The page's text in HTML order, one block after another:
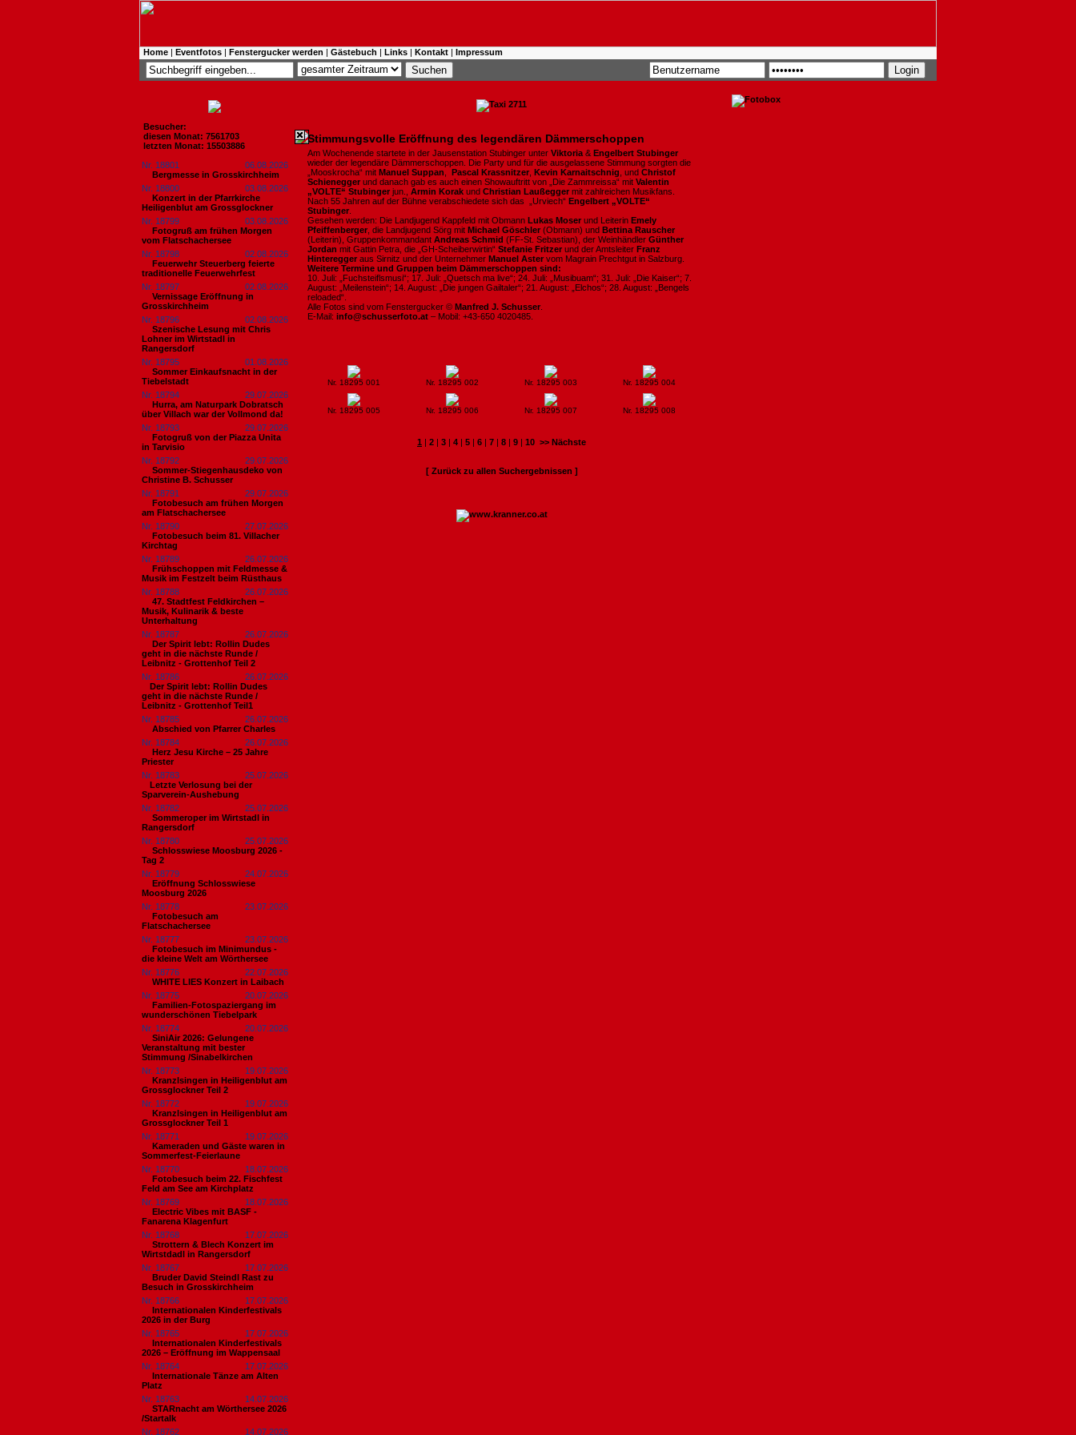
Home | Eventfotos | Fenstergucker werden | Gästebuch | Links | Kontakt | Impressum
Besucher:
diesen Monat: 7561703
letzten Monat: 15503886
Nr. 18801
06.08.2026
Bergmesse in Grosskirchheim
Nr. 18800
03.08.2026
Konzert in der Pfarrkirche
Heiligenblut am Grossglockner
Nr. 18799
03.08.2026
Fotogruß am frühen Morgen
vom Flatschachersee
Nr. 18798
02.08.2026
Feuerwehr Steuerberg feierte
traditionelle Feuerwehrfest
Nr. 18797
02.08.2026
Vernissage Eröffnung in
Grosskirchheim
Nr. 18796
02.08.2026
Szenische Lesung mit Chris
Lohner im Wirtstadl in
Rangersdorf
Nr. 18795
01.08.2026
Sommer Einkaufsnacht in der
Tiebelstadt
Nr. 18794
29.07.2026
Hurra, am Naturpark Dobratsch
über Villach war der Vollmond da!
Nr. 18793
29.07.2026
Fotogruß von der Piazza Unita
in Tarvisio
Nr. 18792
29.07.2026
Sommer-Stiegenhausdeko von
Christine B. Schusser
Nr. 18791
29.07.2026
Fotobesuch am frühen Morgen
am Flatschachersee
Nr. 18790
27.07.2026
Fotobesuch beim 81. Villacher
Kirchtag
Nr. 18789
26.07.2026
Frühschoppen mit Feldmesse &
Musik im Festzelt beim Rüsthaus
Nr. 18788
26.07.2026
47. Stadtfest Feldkirchen –
Musik, Kulinarik & beste
Unterhaltung
Nr. 18787
26.07.2026
Der Spirit lebt: Rollin Dudes
geht in die nächste Runde /
Leibnitz - Grottenhof Teil 2
Nr. 18786
26.07.2026
​Der Spirit lebt: Rollin Dudes
geht in die nächste Runde /
Leibnitz - Grottenhof Teil1
Nr. 18785
26.07.2026
Abschied von Pfarrer Charles
Nr. 18784
26.07.2026
Herz Jesu Kirche – 25 Jahre
Priester
Nr. 18783
25.07.2026
​Letzte Verlosung bei der
Sparverein-Aushebung
Nr. 18782
25.07.2026
Sommeroper im Wirtstadl in
Rangersdorf
Nr. 18780
25.07.2026
Schlosswiese Moosburg 2026 -
Tag 2
Nr. 18779
24.07.2026
Eröffnung Schlosswiese
Moosburg 2026
Nr. 18778
23.07.2026
Fotobesuch am
Flatschachersee
Nr. 18777
23.07.2026
Fotobesuch im Minimundus -
die kleine Welt am Wörthersee
Nr. 18776
22.07.2026
WHITE LIES Konzert in Laibach
Nr. 18775
20.07.2026
Familien-Fotospaziergang im
wunderschönen Tiebelpark
Nr. 18774
20.07.2026
SiniAir 2026: Gelungene
Veranstaltung mit bester
Stimmung /Sinabelkirchen
Nr. 18773
19.07.2026
Kranzlsingen in Heiligenblut am
Grossglockner Teil 2
Nr. 18772
19.07.2026
Kranzlsingen in Heiligenblut am
Grossglockner Teil 1
Nr. 18771
19.07.2026
Kameraden und Gäste waren in
Sommerfest-Feierlaune
Nr. 18770
18.07.2026
Fotobesuch beim 22. Fischfest
Feld am See am Kirchplatz
Nr. 18769
18.07.2026
Electric Vibes mit BASF -
Fanarena Klagenfurt
Nr. 18768
17.07.2026
Strottern & Blech Konzert im
Wirtstdadl in Rangersdorf
Nr. 18767
17.07.2026
Bruder David Steindl Rast zu
Besuch in Grosskirchheim
Nr. 18766
17.07.2026
Internationalen Kinderfestivals
2026 in der Burg
Nr. 18765
17.07.2026
Internationalen Kinderfestivals
2026 – Eröffnung im Wappensaal
Nr. 18764
17.07.2026
Internationale Tänze am Alten
Platz
Nr. 18763
14.07.2026
STARnacht am Wörthersee 2026
/Startalk
Nr. 18762
14.07.2026
Stimmungsvolle Eröffnung des legendären Dämmerschoppen
Am Wochenende startete in der Jausenstation Stubinger unter Viktoria & Engelbert Stubinger
wieder der legendäre Dämmerschoppen. Die Party und für die ausgelassene Stimmung sorgten die
„Mooskrocha“ mit Manuel Suppan Pascal Krassnitzer Kevin Karnaitschnig , und Christof
Schienegger und danach gab es auch einen Showauftritt von „Die Zammreissa“ mit Valentin
„VOLTE“ Stubinger jun., Armin Korak und Christian Laußegger mit zahlreichen Musikfans.
Nach 55 Jahren auf der Bühne verabschiedete sich das „Urviech“ Engelbert „VOLTE“
Stubinger
Gesehen werden: Die Landjugend Kappfeld mit Obmann Lukas Moser und Leiterin Emely
Pfeiffenberger , die Landjugend Sörg mit Michael Göschler (Obmann) und Bettina Rauscher
(Leiterin), Gruppenkommandant Andreas Schmid (FF-St. Sebastian), der Weinhändler Günther
Jordan mit Gattin Petra, die „GH-Scheiberwirtin“ Stefanie Fritzer und der Amtsleiter Franz
Hinteregger aus Sirnitz und der Unternehmer Manuel Aster vom Magrain Prechtgut in Salzburg.
Weitere Termine und Gruppen beim Dämmerschoppen sind:
10. Juli: „Fuchsteiflsmusi“; 17. Juli: „Quetsch ma live“; 24. Juli: „Musibuam“; 31. Juli: „Die Kaiser“; 7.
August: „Meilenstein“; 14. August: „Die jungen Gailtaler“; 21. August: „Elchos“; 28. August: „Bengels
reloaded“.
Alle Fotos sind vom Fenstergucker © Manfred J. Schusser
E-Mail: info@schusserfoto.at – Mobil: +43-650 4020485.
Nr. 18295 001 Nr. 18295 002 Nr. 18295 003 Nr. 18295 004
Nr. 18295 005 Nr. 18295 006 Nr. 18295 007 Nr. 18295 008
1 | 2 | 3 | 4 | 5 | 6 | 7 | 8 | 9 | 10 >> Nächste
[ Zurück zu allen Suchergebnissen ]